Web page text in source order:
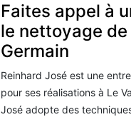
Faites appel à
le nettoyage
Germain
Reinhard José est une
pour ses réalisations à Le
José adopte des